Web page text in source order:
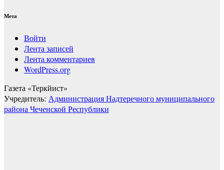
Мета
Войти
Лента записей
Лента комментариев
WordPress.org
Газета «Теркйист»
Учредитель: Администрация Надтеречного муниципального
района Чеченской Республики